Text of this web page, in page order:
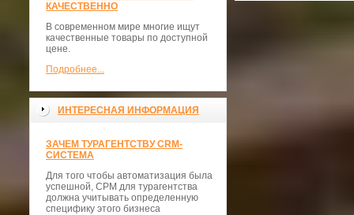
КАЧЕСТВЕННО
В современном мире многие ищут
качественные товары по доступной
цене.
Подробнее...
ИНТЕРЕСНАЯ ИНФОРМАЦИЯ
ЗАЧЕМ ТУРАГЕНТСТВУ CRM-
СИСТЕМА
Для того чтобы автоматизация была
успешной, СРМ для турагентства
должна учитывать определенную
специфику этого бизнеса